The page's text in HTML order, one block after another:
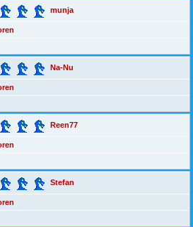
munja
Na-Nu
Reen77
Stefan